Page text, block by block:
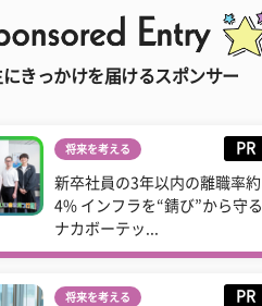
きっかけを届けるスポンサー
将来を考える PR
新卒社員の3年以内の離職率約
4% インフラを“錆び”から守る
ナカボーテッ...
将来を考える PR